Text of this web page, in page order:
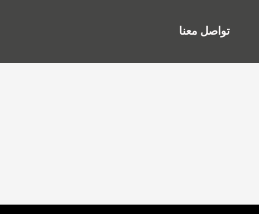
تواصل معنا